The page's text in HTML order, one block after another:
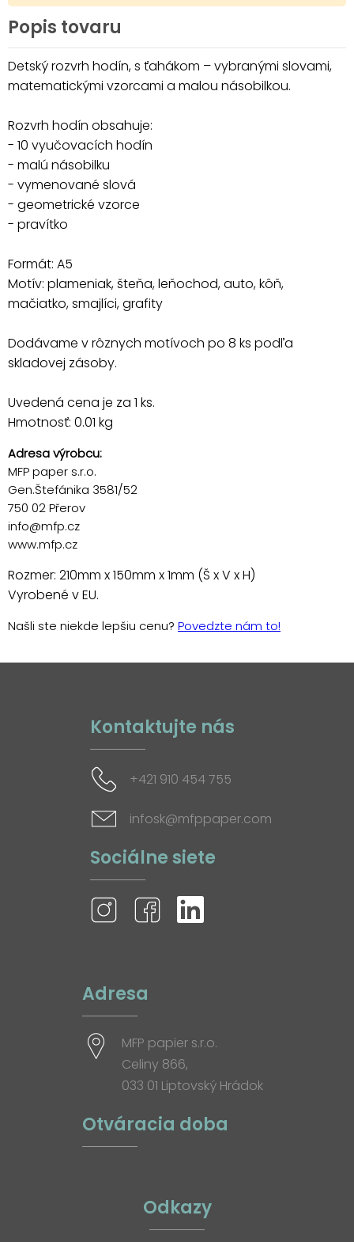
Popis tovaru
Detský rozvrh hodín, s ťahákom – vybranými slovami,
matematickými vzorcami a malou násobilkou.
Rozvrh hodín obsahuje:
- 10 vyučovacích hodín
- malú násobilku
- vymenované slová
- geometrické vzorce
- pravítko
Formát: A5
Motív: plameniak, šteňa, leňochod, auto, kôň,
mačiatko, smajlíci, grafity
Dodávame v rôznych motívoch po 8 ks podľa
skladovej zásoby.
Uvedená cena je za 1 ks.
Hmotnosť: 0.01 kg
Adresa výrobcu:
MFP paper s.r.o.
Gen.Štefánika 3581/52
750 02 Přerov
info@mfp.cz
www.mfp.cz
Rozmer: 210mm x 150mm x 1mm (Š x V x H)
Vyrobené v EU.
Našli ste niekde lepšiu cenu? Povedzte nám to!
Kontaktujte nás
+421 910 454 755
infosk@mfppaper.com
Sociálne siete
Adresa
MFP papier s.r.o.
Celiny 866,
033 01 Liptovský Hrádok
Otváracia doba
Odkazy